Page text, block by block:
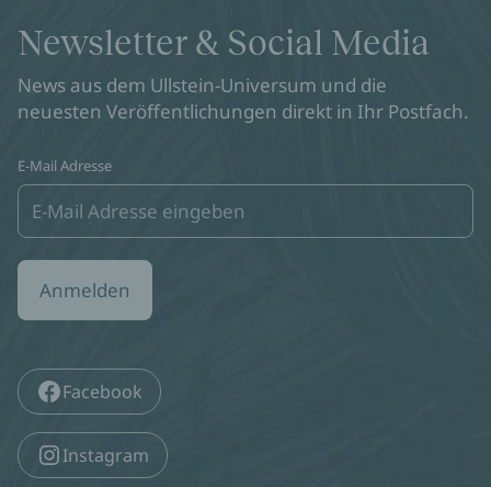
Newsletter & Social Media
News aus dem Ullstein-Universum und die
neuesten Veröffentlichungen direkt in Ihr Postfach.
E-Mail Adresse
Anmelden
Facebook
Instagram